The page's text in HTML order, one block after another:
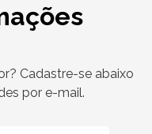
Cadastre-se abaixo
por e-mail.